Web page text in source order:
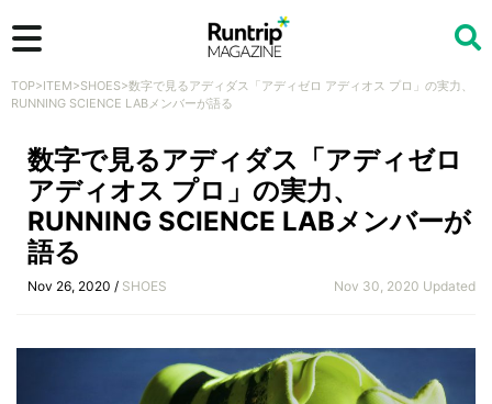
検索
TOP>ITEM>SHOES>数字で見るアディダス「アディゼロ アディオス プロ」の実力、
RUNNING SCIENCE LABメンバーが語る
数字で見るアディダス「アディゼロ
アディオス プロ」の実力、
RUNNING SCIENCE LABメンバーが
語る
Nov 26, 2020 / SHOES Nov 30, 2020 Updated